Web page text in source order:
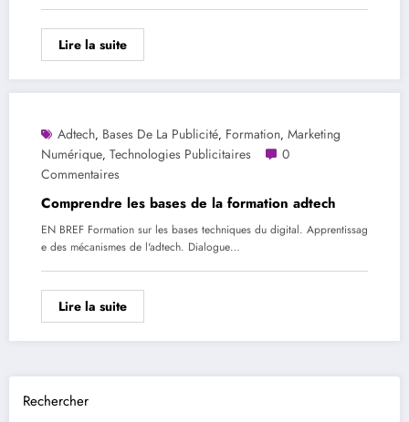
Lire la suite
Adtech, Bases De La Publicité, Formation, Marketing
Numérique, Technologies Publicitaires
0
Commentaires
Comprendre les bases de la formation adtech
EN BREF Formation sur les bases techniques du digital. Apprentissag
e des mécanismes de l'adtech. Dialogue…
Lire la suite
Rechercher